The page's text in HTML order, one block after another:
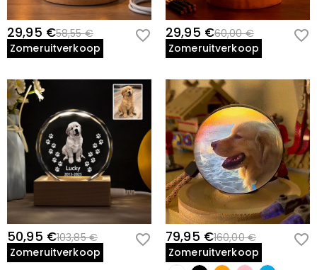
29,95 €58,55 €
Zomeruitverkoop
29,95 €60,00 €
Zomeruitverkoop
50,95 €103,85 €
Zomeruitverkoop
79,95 €160,00 €
Zomeruitverkoop